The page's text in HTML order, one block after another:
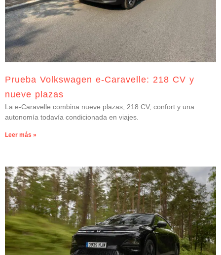
Prueba Volkswagen e-Caravelle: 218 CV y
nueve plazas
La e-Caravelle combina nueve plazas, 218 CV, confort y una
autonomía todavía condicionada en viajes.
Leer más »